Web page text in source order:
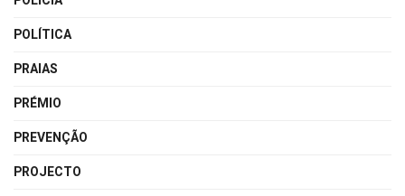
POLÍTICA
PRAIAS
PRÉMIO
PREVENÇÃO
PROJECTO